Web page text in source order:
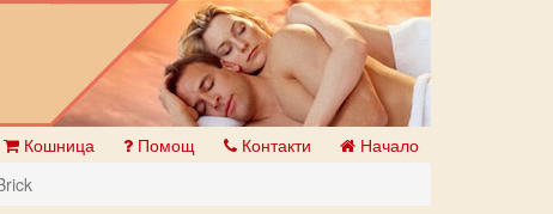
Кошница Помощ Контакти Начало